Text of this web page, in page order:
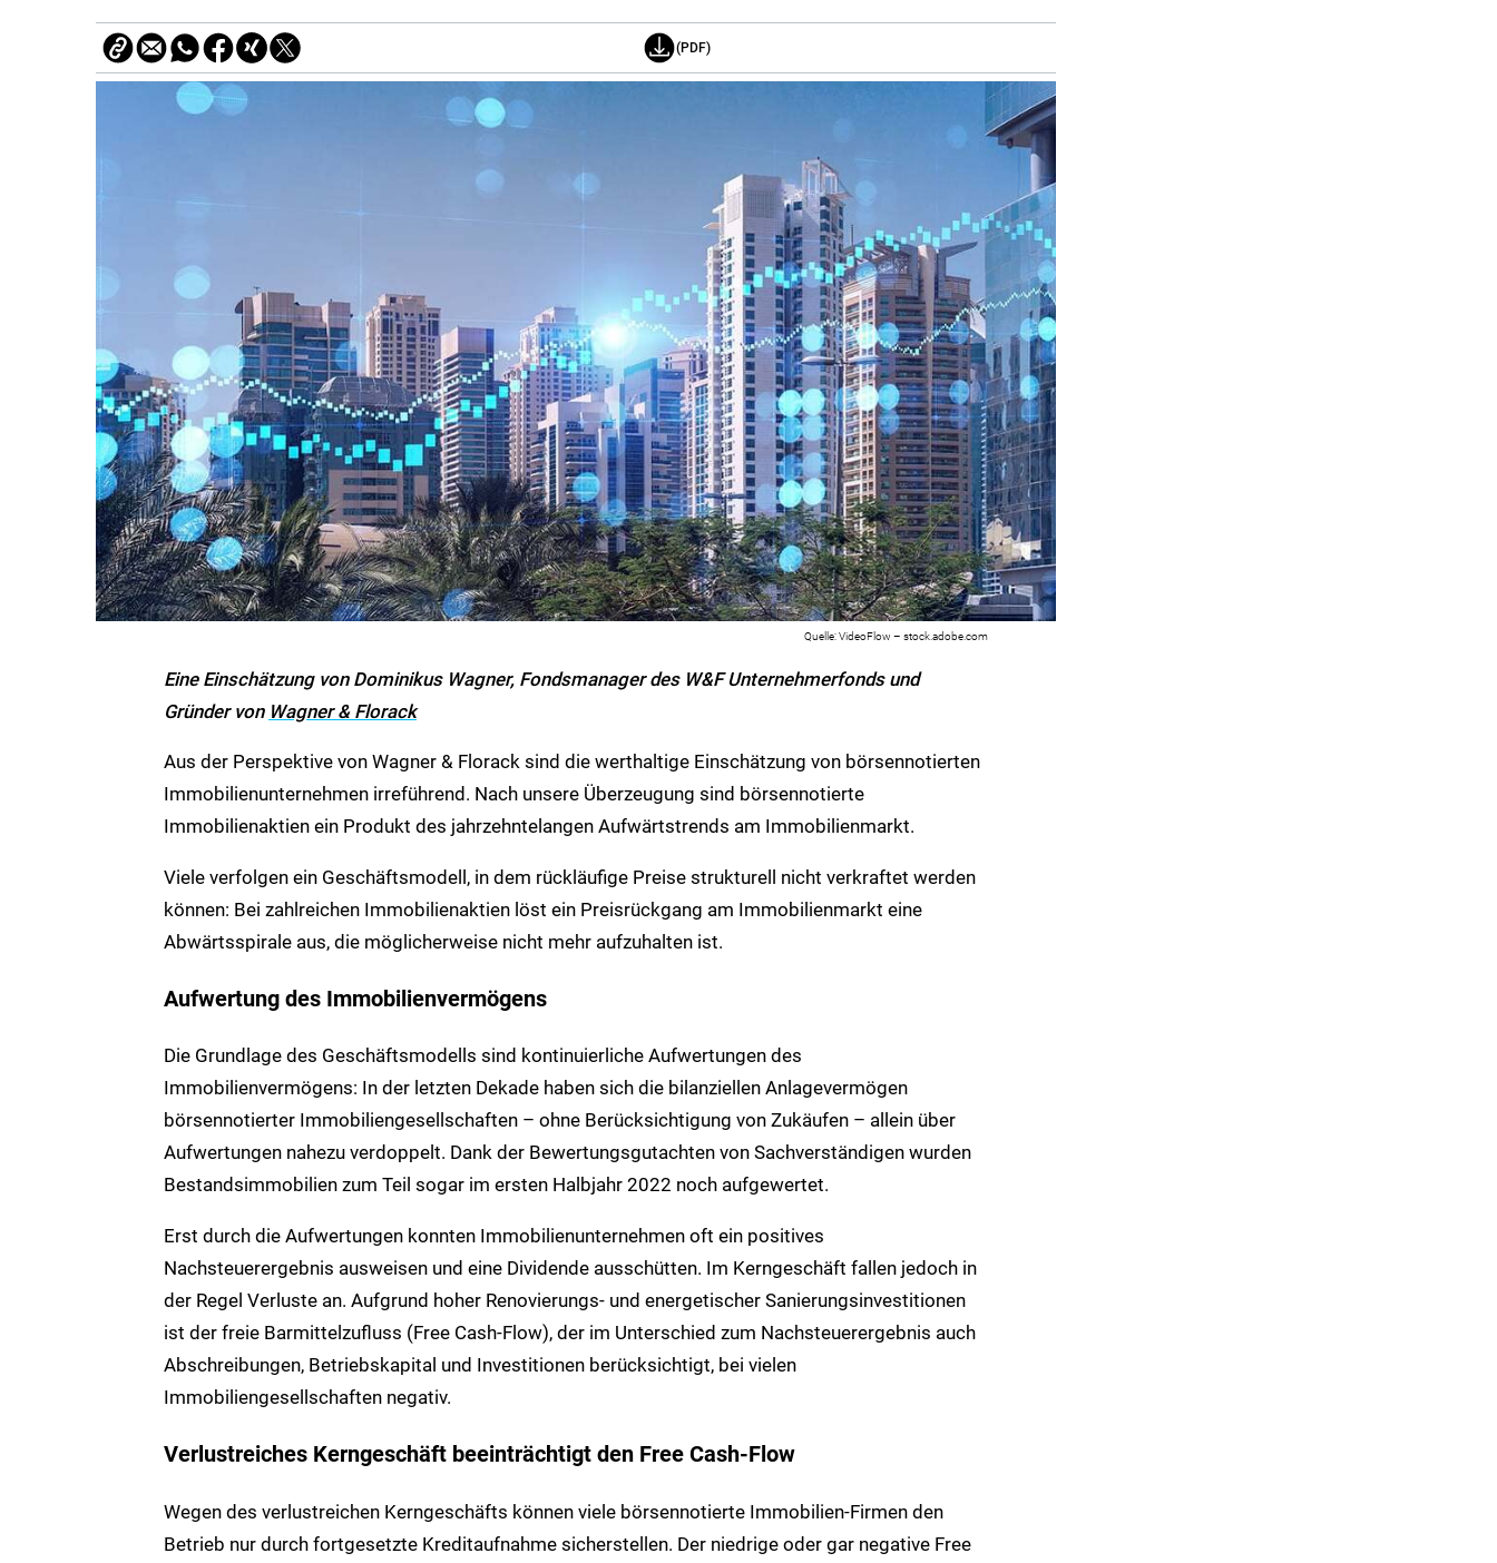
(PDF)
VideoFlow – stock.adobe.com
Eine Einschätzung von Dominikus Wagner, Fondsmanager des W&F Unternehmerfonds und
Gründer von Wagner & Florack
Aus der Perspektive von Wagner & Florack sind die werthaltige Einschätzung von börsennotierten
Immobilienunternehmen irreführend. Nach unsere Überzeugung sind börsennotierte
Immobilienaktien ein Produkt des jahrzehntelangen Aufwärtstrends am Immobilienmarkt.
Viele verfolgen ein Geschäftsmodell, in dem rückläufige Preise strukturell nicht verkraftet werden
können: Bei zahlreichen Immobilienaktien löst ein Preisrückgang am Immobilienmarkt eine
Abwärtsspirale aus, die möglicherweise nicht mehr aufzuhalten ist.
Aufwertung des Immobilienvermögens
Die Grundlage des Geschäftsmodells sind kontinuierliche Aufwertungen des
Immobilienvermögens: In der letzten Dekade haben sich die bilanziellen Anlagevermögen
börsennotierter Immobiliengesellschaften – ohne Berücksichtigung von Zukäufen – allein über
Aufwertungen nahezu verdoppelt. Dank der Bewertungsgutachten von Sachverständigen wurden
Bestandsimmobilien zum Teil sogar im ersten Halbjahr 2022 noch aufgewertet.
Erst durch die Aufwertungen konnten Immobilienunternehmen oft ein positives
Nachsteuerergebnis ausweisen und eine Dividende ausschütten. Im Kerngeschäft fallen jedoch in
der Regel Verluste an. Aufgrund hoher Renovierungs- und energetischer Sanierungsinvestitionen
ist der freie Barmittelzufluss (Free Cash-Flow), der im Unterschied zum Nachsteuerergebnis auch
Abschreibungen, Betriebskapital und Investitionen berücksichtigt, bei vielen
Immobiliengesellschaften negativ.
Verlustreiches Kerngeschäft beeinträchtigt den Free Cash-Flow
Wegen des verlustreichen Kerngeschäfts können viele börsennotierte Immobilien-Firmen den
Betrieb nur durch fortgesetzte Kreditaufnahme sicherstellen. Der niedrige oder gar negative Free